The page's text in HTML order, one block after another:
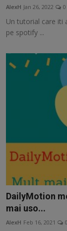
AlexH Jan 26, 2022 0
Un tutorial care iti
pe spotify ...
DailyMotion
mai uso...
AlexH Feb 16, 2021 0